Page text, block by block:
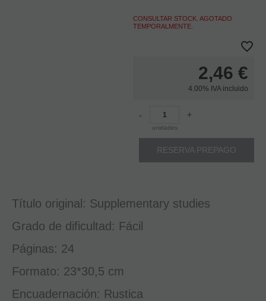
CONSULTAR STOCK. AGOTADO
TEMPORALMENTE.
2,46 €
4.00% IVA incluido
-
unidades
+
RESERVA PREPAGO
Título original: Supplementary studies
Grado de dificultad: Fácil
Páginas: 24
Formato: 23*30,5 cm
Encuadernación: Rustica